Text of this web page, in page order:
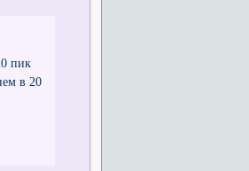
пик
в 20